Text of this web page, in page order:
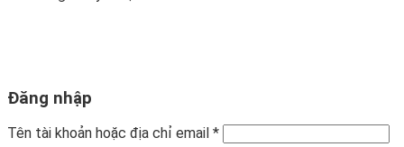
Đăng nhập
Tên tài khoản hoặc địa chỉ email *